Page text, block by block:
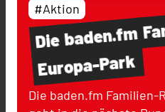
Diebaden.fm
Europa-Park
#Aktion
Die baden.fm Familien-